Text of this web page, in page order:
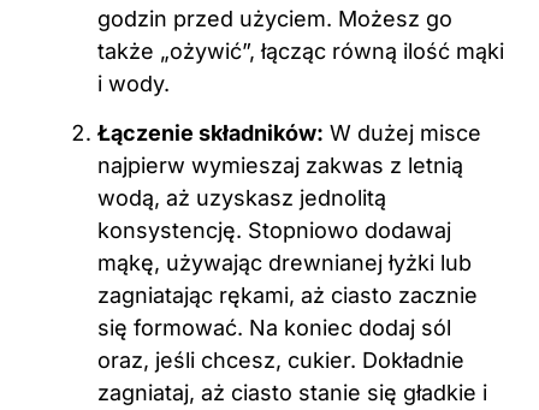
godzin przed użyciem. Możesz go
także „ożywić”, łącząc równą ilość mąki
i wody.
Łączenie składników: W dużej misce
najpierw wymieszaj zakwas z letnią
wodą, aż uzyskasz jednolitą
konsystencję. Stopniowo dodawaj
mąkę, używając drewnianej łyżki lub
zagniatając rękami, aż ciasto zacznie
się formować. Na koniec dodaj sól
oraz, jeśli chcesz, cukier. Dokładnie
zagniataj, aż ciasto stanie się gładkie i